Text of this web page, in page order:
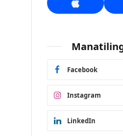
Facebook
Instagram
LinkedIn